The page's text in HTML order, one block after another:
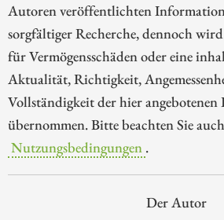
Autoren veröffentlichten
sorgfältiger Recherche, dennoch
für Vermögensschäden oder eine
Aktualität, Richtigkeit,
Vollständigkeit der hier angebotenen
übernommen. Bitte beachten Sie
Nutzungsbedingungen .
Der Autor